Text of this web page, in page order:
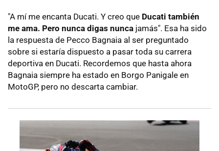
"A mí me encanta Ducati. Y creo que Ducati también
me ama. Pero nunca digas nunca jamás". Esa ha sido
la respuesta de Pecco Bagnaia al ser preguntado
sobre si estaría dispuesto a pasar toda su carrera
deportiva en Ducati. Recordemos que hasta ahora
Bagnaia siempre ha estado en Borgo Panigale en
MotoGP, pero no descarta cambiar.